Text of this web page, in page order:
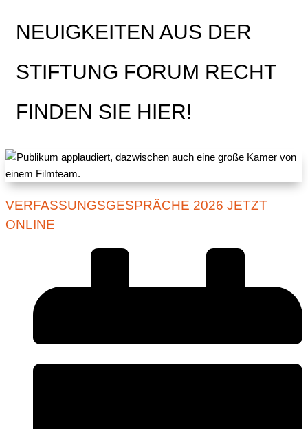
NEUIGKEITEN AUS DER
STIFTUNG FORUM RECHT
FINDEN SIE HIER!
VERFASSUNGSGESPRÄCHE 2026 JETZT
ONLINE